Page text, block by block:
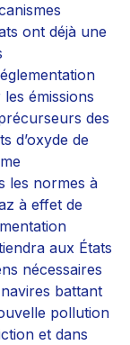
ont déjà une
les émissions
des
d’oxyde de
les normes à
à effet de
aux États
nécessaires
battant
pollution
et dans